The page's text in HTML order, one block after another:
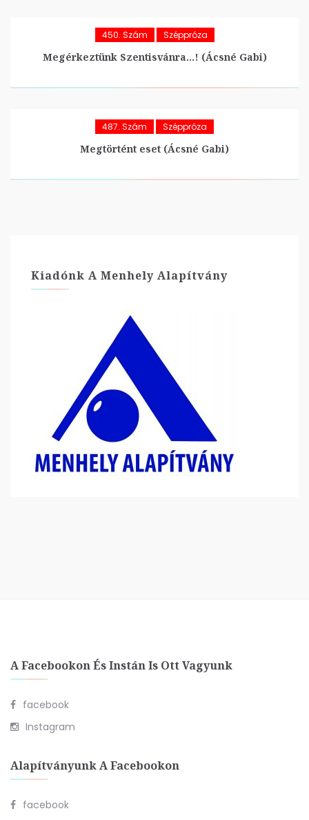
450. Szám Széppróza
Megérkeztünk Szentisvánra…! (Ácsné Gabi)
487. Szám Széppróza
Megtörtént eset (Ácsné Gabi)
Kiadónk A Menhely Alapítvány
A Facebookon És Instán Is Ott Vagyunk
facebook
Instagram
Alapítványunk A Facebookon
facebook